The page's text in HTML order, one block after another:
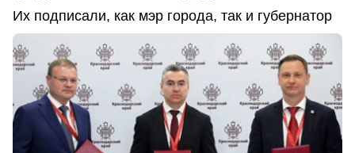
Их подписали, как мэр города, так и губернатор